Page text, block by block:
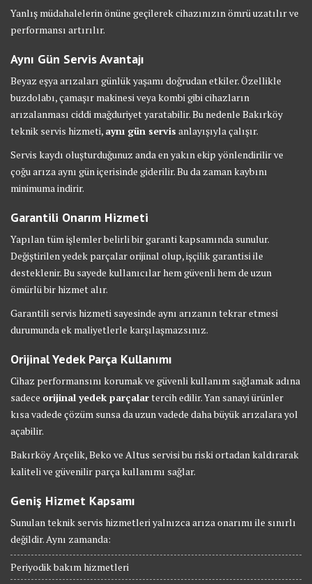
Yanlış müdahalelerin önüne geçilerek cihazınızın ömrü uzatılır ve
performansı artırılır.
Aynı Gün Servis Avantajı
Beyaz eşya arızaları günlük yaşamı doğrudan etkiler. Özellikle
buzdolabı, çamaşır makinesi veya kombi gibi cihazların
arızalanması ciddi mağduriyet yaratabilir. Bu nedenle Bakırköy
teknik servis hizmeti, aynı gün servis anlayışıyla çalışır.
Servis kaydı oluşturduğunuz anda en yakın ekip yönlendirilir ve
çoğu arıza aynı gün içerisinde giderilir. Bu da zaman kaybını
minimuma indirir.
Garantili Onarım Hizmeti
Yapılan tüm işlemler belirli bir garanti kapsamında sunulur.
Değiştirilen yedek parçalar orijinal olup, işçilik garantisi ile
desteklenir. Bu sayede kullanıcılar hem güvenli hem de uzun
ömürlü bir hizmet alır.
Garantili servis hizmeti sayesinde aynı arızanın tekrar etmesi
durumunda ek maliyetlerle karşılaşmazsınız.
Orijinal Yedek Parça Kullanımı
Cihaz performansını korumak ve güvenli kullanım sağlamak adına
sadece orijinal yedek parçalartercih edilir. Yan sanayi ürünler
kısa vadede çözüm sunsa da uzun vadede daha büyük arızalara yol
açabilir.
Bakırköy Arçelik, Beko ve Altus servisi bu riski ortadan kaldırarak
kaliteli ve güvenilir parça kullanımı sağlar.
Geniş Hizmet Kapsamı
Sunulan teknik servis hizmetleri yalnızca arıza onarımı ile sınırlı
değildir. Aynı zamanda:
Periyodik bakım hizmetleri